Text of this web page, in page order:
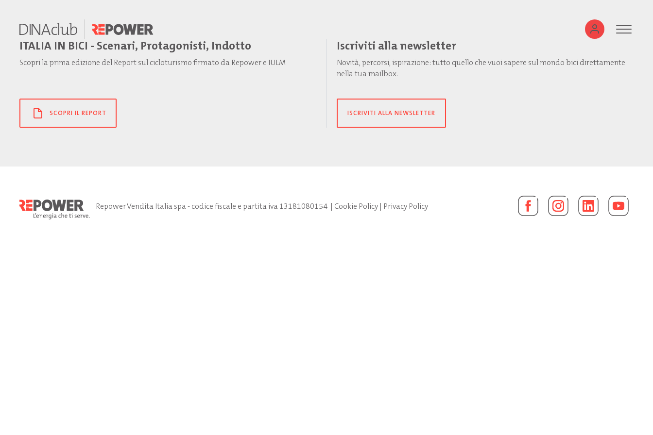
ITALIA IN BICI - Scenari, Protagonisti, Indotto
Scopri la prima edizione del Report sul cicloturismo firmato da Repower e IULM
SCOPRI IL REPORT
Iscriviti alla newsletter
Novità, percorsi, ispirazione: tutto quello che vuoi sapere sul mondo bici direttamente
nella tua mailbox.
ISCRIVITI ALLA NEWSLETTER
Repower Vendita Italia spa - codice fiscale e partita iva 13181080154| Cookie Policy| Privacy Policy